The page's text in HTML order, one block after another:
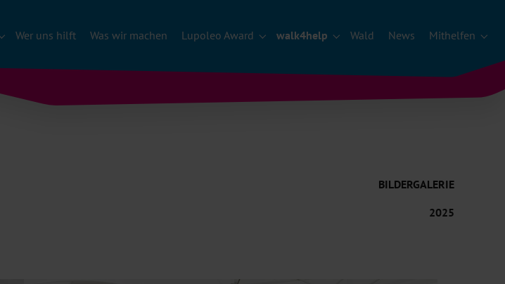
Submenu für "Wer wir sind"
Wer uns hilft Was wir machen Lupoleo Award
Submenu für "Lupoleo Award"
walk4help
Submenu für "walk4help"
Wald News Mithelfen
BILDERGALERIE
2025